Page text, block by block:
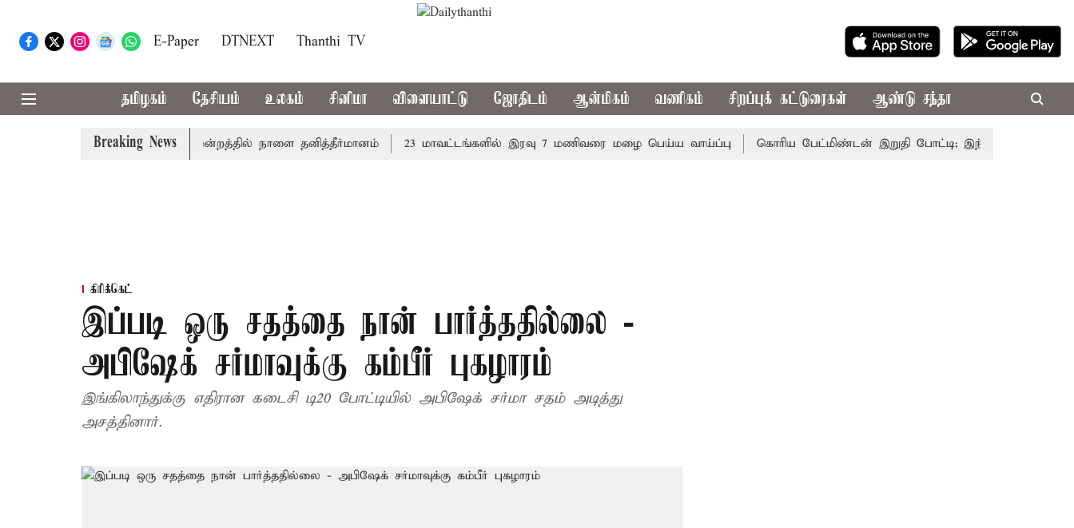
E-Paper DTNEXT Thanthi TV
தமிழகம் தேசியம் உலகம் சினிமா விளையாட்டு ஜோதிடம் ஆன்மிகம் வணிகம் சிறப்புக் கட்டுரைகள் ஆண்டு சந்தா
Breaking News
தமிழ்த்தாய் வாழ்த்து: சட்டமன்றத்தில் நாளை தனித்தீர்மானம் 23 மாவட்டங்களில் இரவு 7 மணிவரை மழை பெய்ய வாய்ப்பு கொரிய பேட்மிண்டன் இறுதி போட்டி; இந்திய வீராங்கனை
கிரிக்கெட்
இப்படி ஒரு சதத்தை நான் பார்த்ததில்லை -
அபிஷேக் சர்மாவுக்கு கம்பீர் புகழாரம்
இங்கிலாந்துக்கு எதிரான கடைசி டி20 போட்டியில் அபிஷேக் சர்மா சதம் அடித்து
அசத்தினார்.